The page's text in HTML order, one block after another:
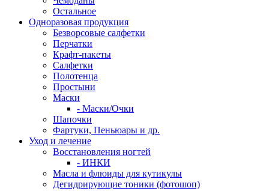
Остальное
Одноразовая продукция
Безворсовые салфетки
Перчатки
Крафт-пакеты
Салфетки
Полотенца
Простыни
Маски
- Маски/Очки
Шапочки
Фартуки, Пеньюары и др.
Уход и лечение
Восстановления ногтей
- ИНКИ
Масла и флюиды для кутикулы
Дегидрирующие тоники (фотошоп)